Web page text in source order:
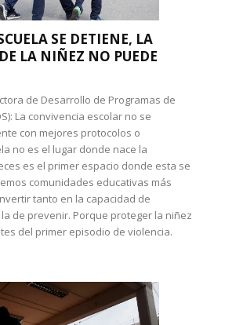
SE DETIENE, LA
LA NIÑEZ NO PUEDE
de Desarrollo de Programas de
La convivencia escolar no se
con mejores protocolos o
no es el lugar donde nace la
es el primer espacio donde esta se
comunidades educativas más
tanto en la capacidad de
de prevenir. Porque proteger la niñez
del primer episodio de violencia.